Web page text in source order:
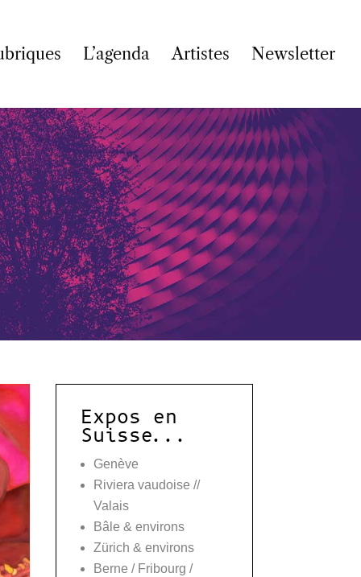
L’agenda Artistes Newsletter
Expos en
Suisse...
Genève
Riviera vaudoise //
Valais
Bâle & environs
Zürich & environs
Berne / Fribourg /